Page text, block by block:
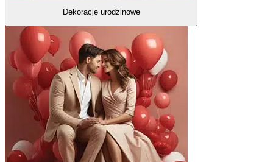
Dekoracje urodzinowe